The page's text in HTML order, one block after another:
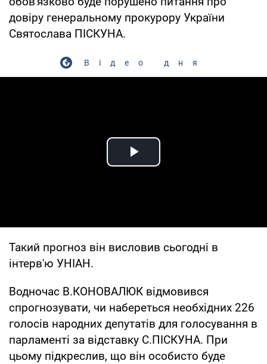
довіру генеральному прокурору України
Святослава ПІСКУНА.
Відео дня
Play Video
Такий прогноз він висловив сьогодні в
інтерв'ю УНІАН.
Водночас В.КОНОВАЛЮК відмовився
спрогнозувати, чи набереться необхідних 226
голосів народних депутатів для голосування в
парламенті за відставку С.ПІСКУНА. При
цьому підкреслив, що він особисто буде